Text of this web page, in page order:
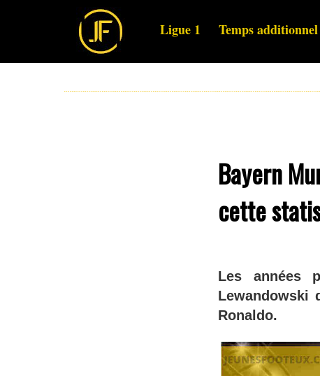
Ligue 1 Temps additionnel
Bayern
cette
Les années
Lewandowski
Ronaldo.